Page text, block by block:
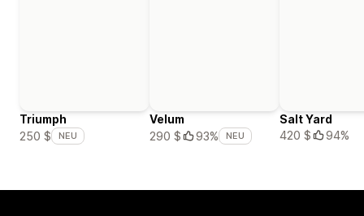
Triumph
250 $
NEU
Velum
290 $
93% NEU
Salt Yard
420 $
94%